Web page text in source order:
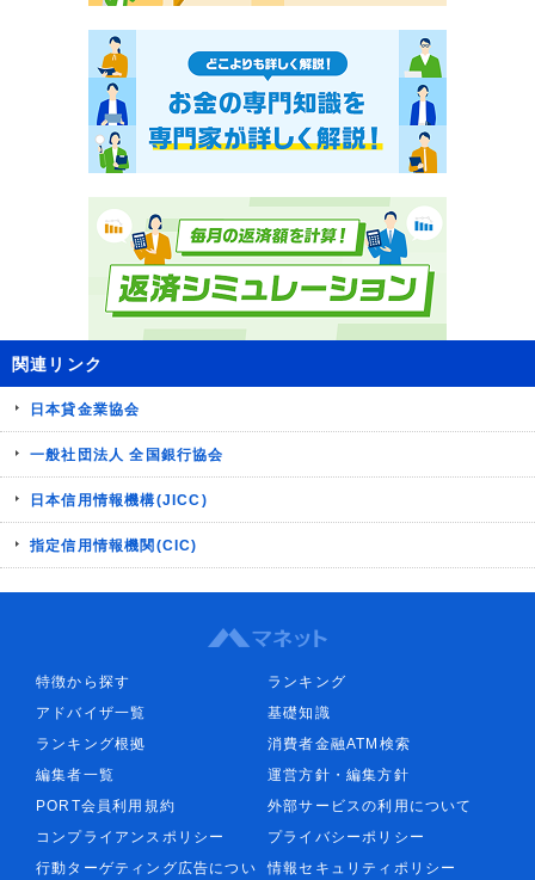
関連リンク
日本貸金業協会
一般社団法人 全国銀行協会
日本信用情報機構(JICC)
指定信用情報機関(CIC)
特徴から探す
ランキング
アドバイザ一覧
基礎知識
ランキング根拠
消費者金融ATM検索
編集者一覧
運営方針・編集方針
PORT会員利用規約
外部サービスの利用について
コンプライアンスポリシー
プライバシーポリシー
行動ターゲティング広告につい
情報セキュリティポリシー